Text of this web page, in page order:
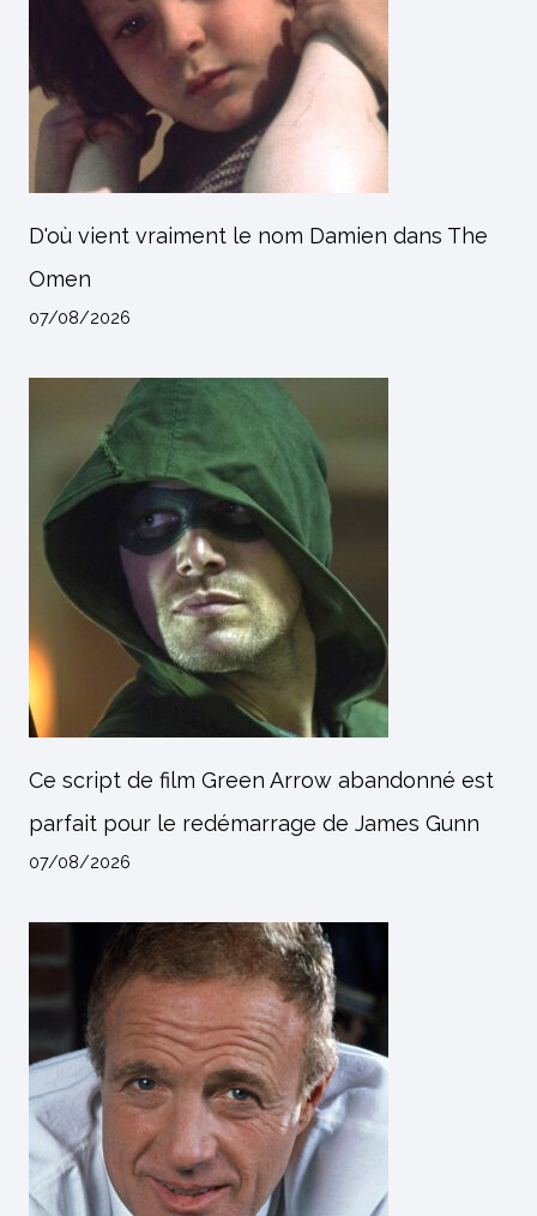
D'où vient vraiment le nom Damien dans The
Omen
07/08/2026
Ce script de film Green Arrow abandonné est
parfait pour le redémarrage de James Gunn
07/08/2026